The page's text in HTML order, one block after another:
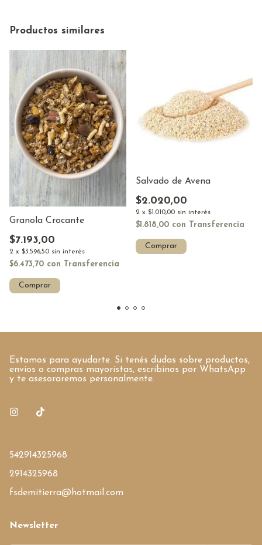
Productos similares
Granola Crocante
$7.193,00
2 x $3.596,50 sin interés
$6.473,70 con Transferencia
Comprar
Salvado de Avena
$2.020,00
2 x $1.010,00 sin interés
$1.818,00 con Transferencia
Comprar
Estamos para ayudarte. Si tenés dudas sobre productos,
envíos o compras mayoristas, escribinos por WhatsApp
y te asesoraremos personalmente.
542914325968
2914325968
fsdemitierra@hotmail.com
Newsletter